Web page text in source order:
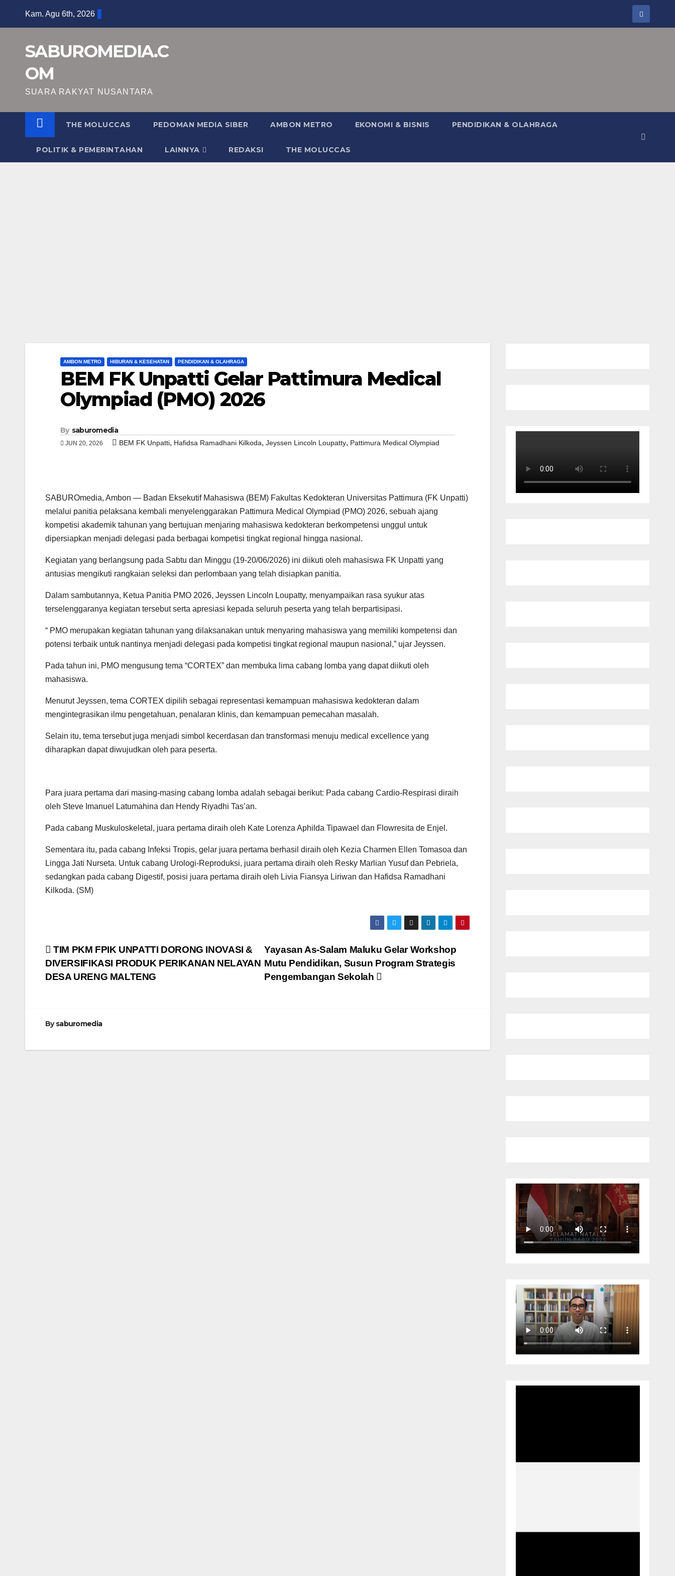
Kam. Agu 6th, 2026
SABUROMEDIA.C
OM
SUARA RAKYAT NUSANTARA
THE MOLUCCAS PEDOMAN MEDIA SIBER AMBON METRO EKONOMI & BISNIS PENDIDIKAN & OLAHRAGA
POLITIK & PEMERINTAHAN LAINNYA REDAKSI THE MOLUCCAS
AMBON METRO HIBURAN & KESEHATAN PENDIDIKAN & OLAHRAGA
BEM FK Unpatti Gelar Pattimura Medical
Olympiad (PMO) 2026
By saburomedia
JUN 20, 2026 BEM FK Unpatti, Hafidsa Ramadhani Kilkoda, Jeyssen Lincoln Loupatty, Pattimura Medical Olympiad
SABUROmedia, Ambon — Badan Eksekutif Mahasiswa (BEM) Fakultas Kedokteran Universitas Pattimura (FK Unpatti)
melalui panitia pelaksana kembali menyelenggarakan Pattimura Medical Olympiad (PMO) 2026, sebuah ajang
kompetisi akademik tahunan yang bertujuan menjaring mahasiswa kedokteran berkompetensi unggul untuk
dipersiapkan menjadi delegasi pada berbagai kompetisi tingkat regional hingga nasional.
Kegiatan yang berlangsung pada Sabtu dan Minggu (19-20/06/2026) ini diikuti oleh mahasiswa FK Unpatti yang
antusias mengikuti rangkaian seleksi dan perlombaan yang telah disiapkan panitia.
Dalam sambutannya, Ketua Panitia PMO 2026, Jeyssen Lincoln Loupatty, menyampaikan rasa syukur atas
terselenggaranya kegiatan tersebut serta apresiasi kepada seluruh peserta yang telah berpartisipasi.
“ PMO merupakan kegiatan tahunan yang dilaksanakan untuk menyaring mahasiswa yang memiliki kompetensi dan
potensi terbaik untuk nantinya menjadi delegasi pada kompetisi tingkat regional maupun nasional,” ujar Jeyssen.
Pada tahun ini, PMO mengusung tema “CORTEX” dan membuka lima cabang lomba yang dapat diikuti oleh
mahasiswa.
Menurut Jeyssen, tema CORTEX dipilih sebagai representasi kemampuan mahasiswa kedokteran dalam
mengintegrasikan ilmu pengetahuan, penalaran klinis, dan kemampuan pemecahan masalah.
Selain itu, tema tersebut juga menjadi simbol kecerdasan dan transformasi menuju medical excellence yang
diharapkan dapat diwujudkan oleh para peserta.
Para juara pertama dari masing-masing cabang lomba adalah sebagai berikut: Pada cabang Cardio-Respirasi diraih
oleh Steve Imanuel Latumahina dan Hendy Riyadhi Tas’an.
Pada cabang Muskuloskeletal, juara pertama diraih oleh Kate Lorenza Aphilda Tipawael dan Flowresita de Enjel.
Sementara itu, pada cabang Infeksi Tropis, gelar juara pertama berhasil diraih oleh Kezia Charmen Ellen Tomasoa dan
Lingga Jati Nurseta. Untuk cabang Urologi-Reproduksi, juara pertama diraih oleh Resky Marlian Yusuf dan Pebriela,
sedangkan pada cabang Digestif, posisi juara pertama diraih oleh Livia Fiansya Liriwan dan Hafidsa Ramadhani
Kilkoda. (SM)
Navigasi
pos
Yayasan As-Salam Maluku Gelar Workshop
Mutu Pendidikan, Susun Program Strategis
Pengembangan Sekolah
TIM PKM FPIK UNPATTI DORONG INOVASI &
DIVERSIFIKASI PRODUK PERIKANAN NELAYAN
DESA URENG MALTENG
Bysaburomedia